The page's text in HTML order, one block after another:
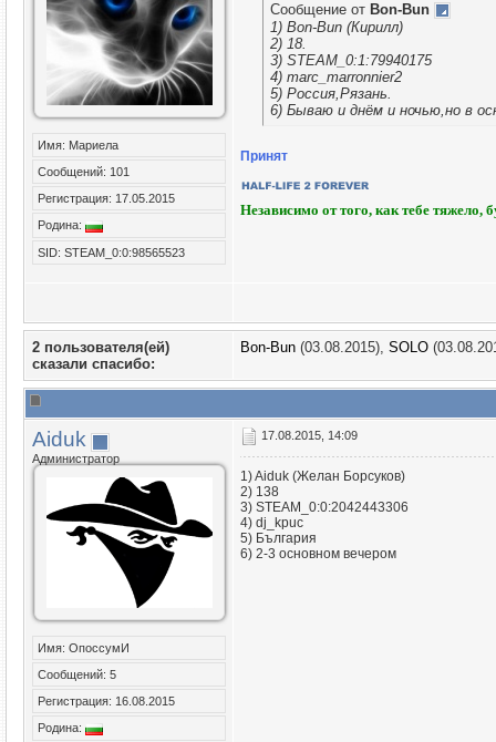
Имя: Мариела
Сообщений: 101
Регистрация: 17.05.2015
Родина:
SID: STEAM_0:0:98565523
Сообщение от Bon-Bun
1) Bon-Bun (Кирилл)
2) 18.
3) STEAM_0:1:79940175
4) marc_marronnier2
5) Россия,Рязань.
6) Бываю и днём и ночью,но в
Принят
Независимо от того, как тебе тяжело,
2 пользователя(ей)
сказали cпасибо:
Bon-Bun (03.08.2015), SOLO
Aiduk
Администратор
Имя: ОпоссумИ
Сообщений: 5
Регистрация: 16.08.2015
Родина:
17.08.2015, 14:09
1) Aiduk (Желан Борсуков)
2) 138
3) STEAM_0:0:2042443306
4) dj_kpuc
5) България
6) 2-3 основном вечером